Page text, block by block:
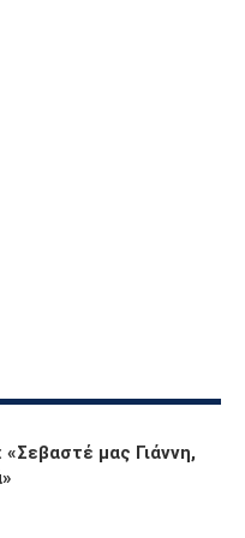
μας Γιάννη,